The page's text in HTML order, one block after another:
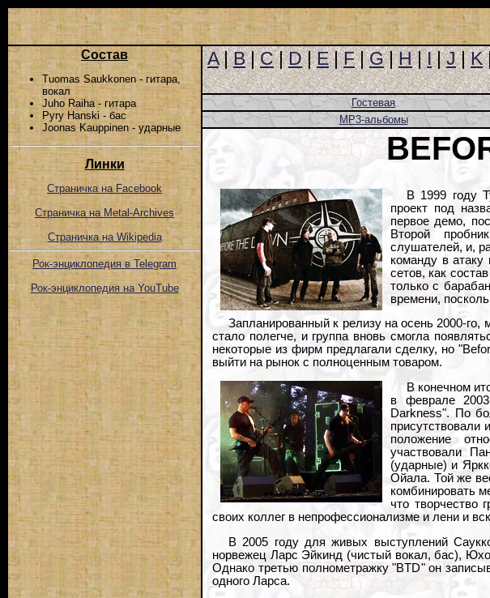
Состав
Tuomas Saukkonen - гитара,
вокал
Juho Raiha - гитара
Pyry Hanski - бас
Joonas Kauppinen - ударные
Линки
Страничка на Facebook
Страничка на Metal-Archives
Страничка на Wikipedia
Рок-энциклопедия в Telegram
Рок-энциклопедия на YouTube
A|B|C|D|E|F|G|H|I|J|K
Гостевая
MP3-альбомы
В 1999 году
проект под
первое демо,
Второй
слушателей, и,
команду в
сетов, как
только с
времени,
Запланированный к релизу на осень 2000-
стало полегче, и группа вновь смогла
некоторые из фирм предлагали сделку, но
выйти на рынок с полноценным товаром.
В конечном
в феврале
Darkness". По
присутствовали
положение
участвовали
(ударные) и
Ойала. Той же
комбинировать
что творчество
своих коллег в непрофессионализме и лени и
В 2005 году для живых выступлений
норвежец Ларс Эйкинд (чистый вокал, бас),
Однако третью полнометражку "BTD" он
одного Ларса.